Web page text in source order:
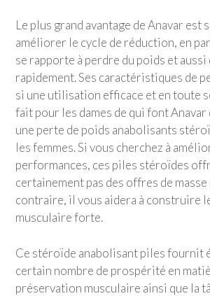
Le plus grand avantage de Anavar est
améliorer le cycle de réduction, en
se rapporte à perdre du poids et aussi
rapidement. Ses caractéristiques de
si une utilisation efficace et en toute
fait pour les dames de qui font Anavar
une perte de poids anabolisants
les femmes. Si vous cherchez à
performances, ces piles stéroïdes
certainement pas des offres de masse
contraire, il vous aidera à construire
musculaire forte.
Ce stéroïde anabolisant piles fournit
certain nombre de prospérité en
préservation musculaire ainsi que la